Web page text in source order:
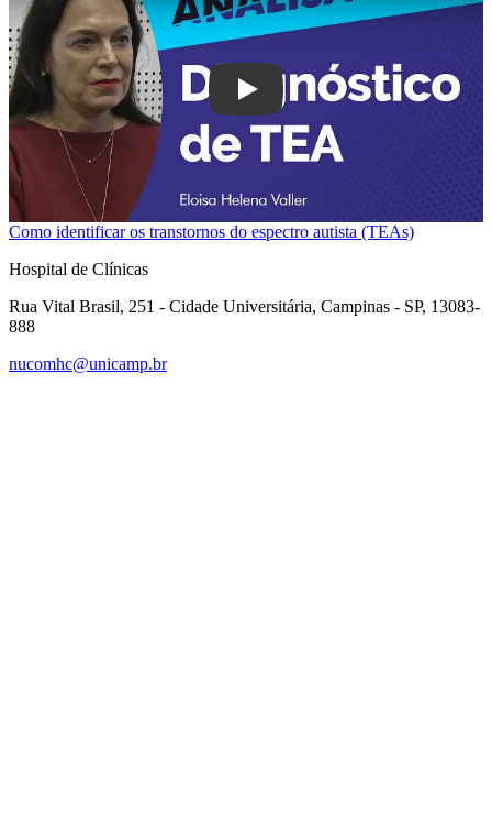
Play
Como identificar os transtornos do espectro autista (TEAs)
Hospital de Clínicas
Rua Vital Brasil, 251 - Cidade Universitária, Campinas - SP, 13083-
888
nucomhc@unicamp.br